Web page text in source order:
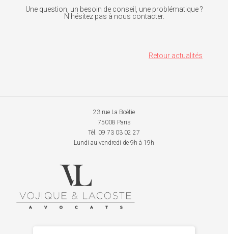
Une question, un besoin de conseil, une problématique ?
N'hésitez pas à nous contacter.
Retour actualités
23 rue La Boétie
75008 Paris
Tél. 09 73 03 02 27
Lundi au vendredi de 9h à 19h